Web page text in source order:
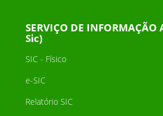
SERVIÇO DE INFORMAÇÃO
Sic)
SIC - Físico
e-SIC
Relatório SIC